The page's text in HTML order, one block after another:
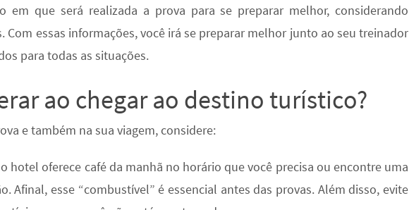
em que será realizada a prova para se preparar melhor, considerando
Com essas informações, você irá se preparar melhor junto ao seu treinador
para todas as situações.
ao chegar ao destino turístico?
e também na sua viagem, considere:
hotel oferece café da manhã no horário que você precisa ou encontre uma
Afinal, esse “combustível” é essencial antes das provas. Além disso, evite